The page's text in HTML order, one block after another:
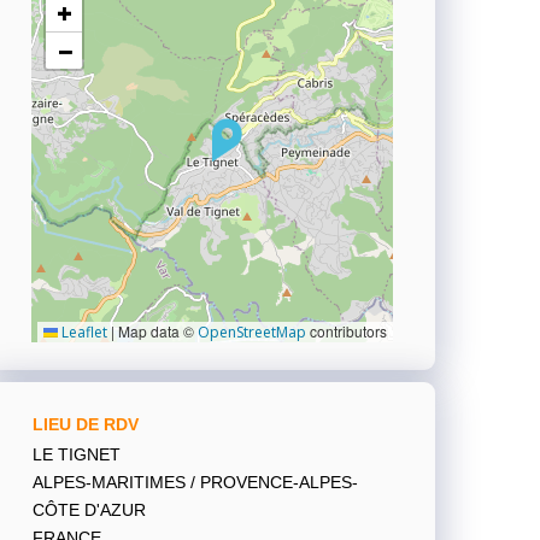
+
−
Leaflet | Map data ©OpenStreetMap contributors
LIEU DE RDV
LE TIGNET
ALPES-MARITIMES / PROVENCE-ALPES-
CÔTE D'AZUR